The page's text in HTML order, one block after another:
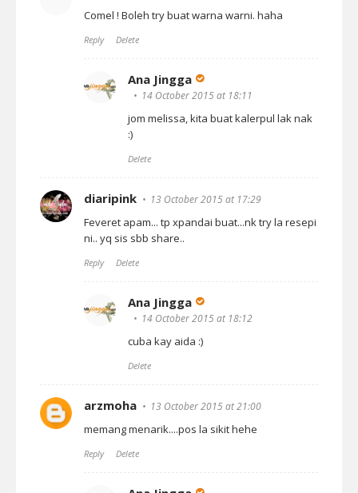
Comel ! Boleh try buat warna warni. haha
Reply Delete
Ana Jingga
14 October 2015 at 18:11
jom melissa, kita buat kalerpul lak nak
:)
Delete
diaripink 13 October 2015 at 17:29
Feveret apam... tp xpandai buat...nk try la resepi
ni.. yq sis sbb share..
Reply Delete
Ana Jingga
14 October 2015 at 18:12
cuba kay aida :)
Delete
arzmoha 13 October 2015 at 21:00
memang menarik....pos la sikit hehe
Reply Delete